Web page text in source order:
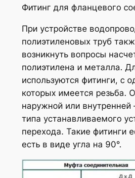
Фитинг для фланцевого
При устройстве
полиэтиленовых труб
возникнуть вопросы
полиэтилена и металла.
используются фитинги, с
которых имеется резьба.
наружной или внутренней
типа устанавливаемого
перехода. Такие фитинги
есть в виде угла на 90°.